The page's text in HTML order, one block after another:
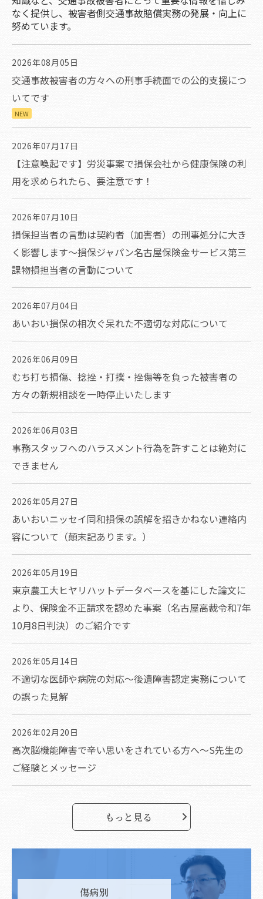
なく提供し、被害者側交通事故賠償実務の発展・向上に
努めています。
2026年08月05日
交通事故被害者の方々への刑事手続面での公的支援につ
いてです
NEW
2026年07月17日
【注意喚起です】労災事案で損保会社から健康保険の利
用を求められたら、要注意です！
2026年07月10日
損保担当者の言動は契約者（加害者）の刑事処分に大き
く影響します～損保ジャパン名古屋保険金サービス第三
課物損担当者の言動について
2026年07月04日
あいおい損保の相次ぐ呆れた不適切な対応について
2026年06月09日
むち打ち損傷、捻挫・打撲・挫傷等を負った被害者の
方々の新規相談を一時停止いたします
2026年06月03日
事務スタッフへのハラスメント行為を許すことは絶対に
できません
2026年05月27日
あいおいニッセイ同和損保の誤解を招きかねない連絡内
容について（顛末記あります。）
2026年05月19日
東京農工大ヒヤリハットデータベースを基にした論文に
より、保険金不正請求を認めた事案（名古屋高裁令和7年
10月8日判決）のご紹介です
2026年05月14日
不適切な医師や病院の対応～後遺障害認定実務について
の誤った見解
2026年02月20日
高次脳機能障害で辛い思いをされている方へ～S先生の
ご経験とメッセージ
もっと見る
傷病別